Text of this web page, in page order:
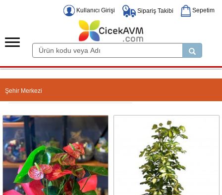
Kullanıcı Girişi Sipariş Takibi Sepetim
Şehir Merkezi